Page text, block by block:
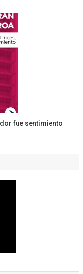
fue sentimiento